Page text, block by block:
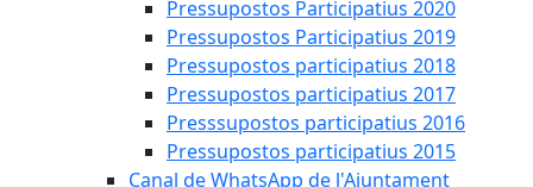
Pressupostos Participatius 2020
Pressupostos Participatius 2019
Pressupostos participatius 2018
Pressupostos participatius 2017
Presssupostos participatius 2016
Pressupostos participatius 2015
Canal de WhatsApp de l'Ajuntament